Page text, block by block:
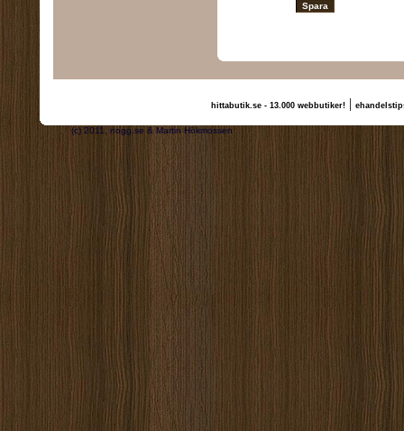
hittabutik.se - 13.000 webbutiker!|
(c) 2011, nogg.se & Martin Hökmossen